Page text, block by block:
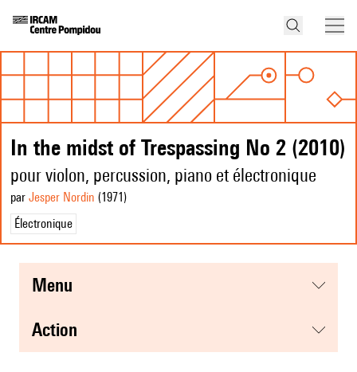
In the midst of Trespassing No 2 (2010)
pour violon, percussion, piano et électronique
par Jesper Nordin (1971 )
Électronique
menu
action